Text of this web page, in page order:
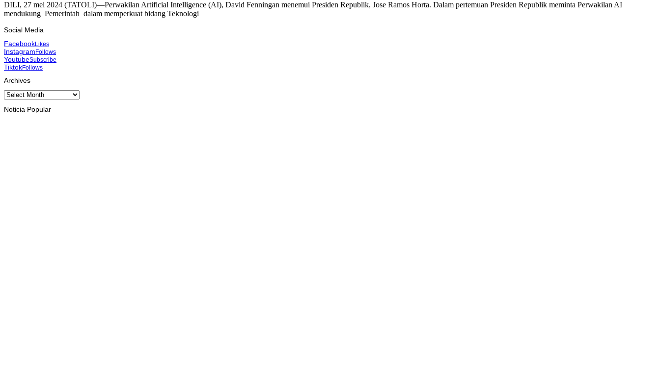
DILI, 27 mei 2024 (TATOLI)—Perwakilan Artificial Intelligence (AI), David Fenningan menemui Presiden Republik, Jose Ramos Horta. Dalam pertemuan Presiden Republik meminta Perwakilan AI
mendukung Pemerintah dalam memperkuat bidang Teknologi
Social Media
FacebookLikes
InstagramFollows
YoutubeSubscribe
TiktokFollows
Archives
Archives
Noticia Popular